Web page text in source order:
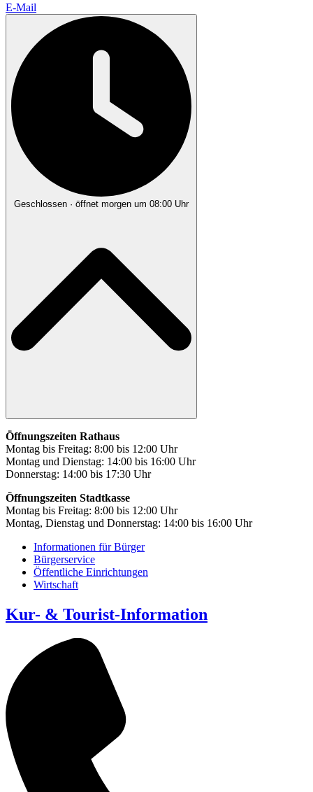
E-Mail
Geschlossen · öffnet morgen um 08:00 Uhr
Öffnungszeiten Rathaus
Montag bis Freitag: 8:00 bis 12:00 Uhr
Montag und Dienstag: 14:00 bis 16:00 Uhr
Donnerstag: 14:00 bis 17:30 Uhr
Öffnungszeiten Stadtkasse
Montag bis Freitag: 8:00 bis 12:00 Uhr
Montag, Dienstag und Donnerstag: 14:00 bis 16:00 Uhr
Informationen für Bürger
Bürgerservice
Öffentliche Einrichtungen
Wirtschaft
Kur- & Tourist-Information